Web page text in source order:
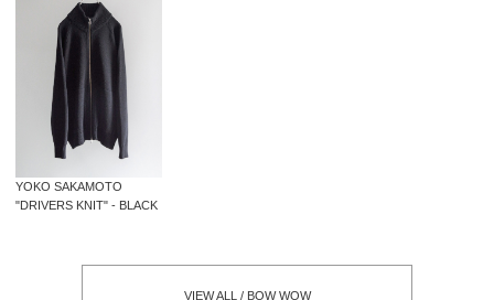
YOKO SAKAMOTO
"DRIVERS KNIT" - BLACK
VIEW ALL / BOW WOW